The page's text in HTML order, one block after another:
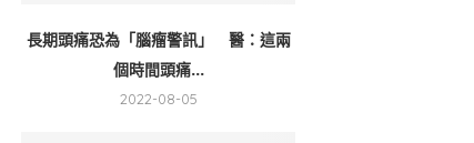
長期頭痛恐為「腦瘤警訊」 醫：這兩
個時間頭痛...
2022-08-05